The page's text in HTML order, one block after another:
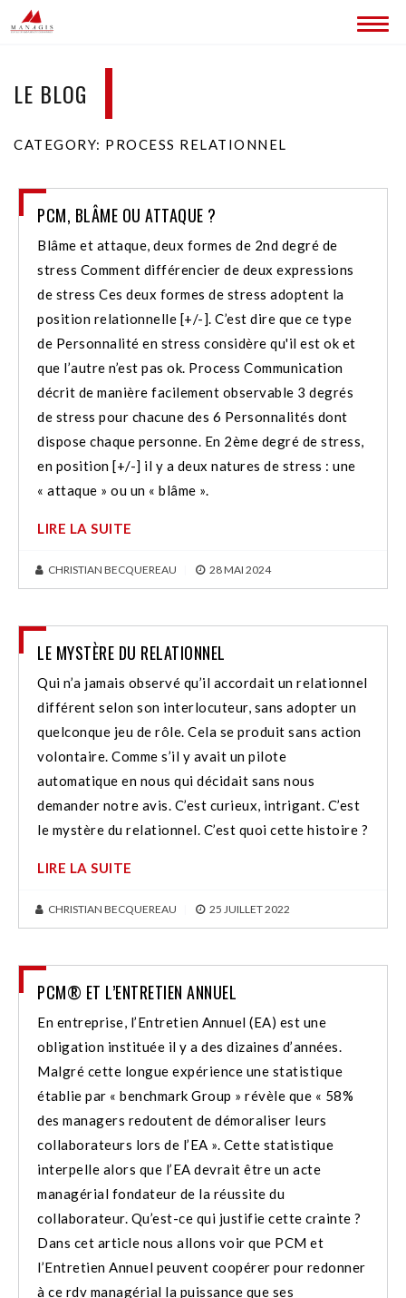
LES SITES MANAGIS
CONTACT
LE BLOG
CATEGORY: PROCESS RELATIONNEL
PCM, BLÂME OU ATTAQUE ?
Blâme et attaque, deux formes de 2nd degré de
stress Comment différencier de deux expressions
de stress Ces deux formes de stress adoptent la
position relationnelle [+/-]. C’est dire que ce type
de Personnalité en stress considère qu'il est ok et
que l’autre n’est pas ok. Process Communication
décrit de manière facilement observable 3 degrés
de stress pour chacune des 6 Personnalités dont
dispose chaque personne. En 2ème degré de stress,
en position [+/-] il y a deux natures de stress : une
« attaque » ou un « blâme ».
LIRE LA SUITE
CHRISTIAN BECQUEREAU 28 MAI 2024
LE MYSTÈRE DU RELATIONNEL
Qui n’a jamais observé qu’il accordait un relationnel
différent selon son interlocuteur, sans adopter un
quelconque jeu de rôle. Cela se produit sans action
volontaire. Comme s’il y avait un pilote
automatique en nous qui décidait sans nous
demander notre avis. C’est curieux, intrigant. C’est
le mystère du relationnel. C’est quoi cette histoire ?
LIRE LA SUITE
CHRISTIAN BECQUEREAU 25 JUILLET 2022
PCM® ET L’ENTRETIEN ANNUEL
En entreprise, l’Entretien Annuel (EA) est une
obligation instituée il y a des dizaines d’années.
Malgré cette longue expérience une statistique
établie par « benchmark Group » révèle que « 58%
des managers redoutent de démoraliser leurs
collaborateurs lors de l’EA ». Cette statistique
interpelle alors que l’EA devrait être un acte
managérial fondateur de la réussite du
collaborateur. Qu’est-ce qui justifie cette crainte ?
Dans cet article nous allons voir que PCM et
l’Entretien Annuel peuvent coopérer pour redonner
à ce rdv managérial la puissance que ses